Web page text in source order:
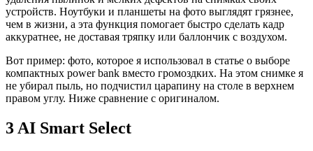
устройств. Ноутбуки и планшеты на фото выглядят грязнее,
чем в жизни, а эта функция помогает быстро сделать кадр
аккуратнее, не доставая тряпку или баллончик с воздухом.
Вот пример: фото, которое я использовал в статье о выборе
компактных power bank вместо громоздких. На этом снимке я
не убирал пыль, но подчистил царапину на столе в верхнем
правом углу. Ниже сравнение с оригиналом.
3 AI Smart Select